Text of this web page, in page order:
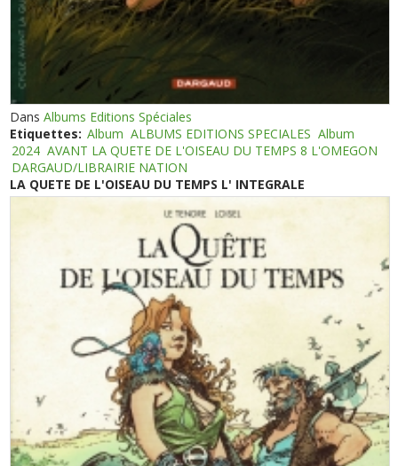
DansAlbums Editions Spéciales
Etiquettes: Album ALBUMS EDITIONS SPECIALES Album
2024 AVANT LA QUETE DE L'OISEAU DU TEMPS 8 L'OMEGON
DARGAUD/LIBRAIRIE NATION
LA QUETE DE L'OISEAU DU TEMPS L' INTEGRALE